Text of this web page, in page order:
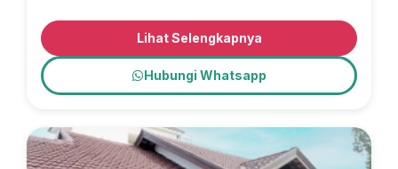
Lihat Selengkapnya
Hubungi Whatsapp